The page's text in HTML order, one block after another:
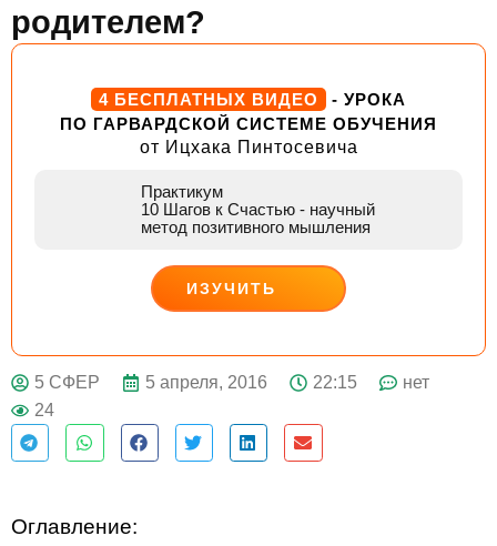
родителем?
4 БЕСПЛАТНЫХ ВИДЕО
- УРОКА
ПО ГАРВАРДСКОЙ СИСТЕМЕ ОБУЧЕНИЯ
от Ицхака Пинтосевича
Практикум
10 Шагов к Счастью - научный
метод позитивного мышления
ИЗУЧИТЬ
ДЕЙСТВУЙ
5 СФЕР 5 апреля, 2016 22:15
нет
24
Оглавление: